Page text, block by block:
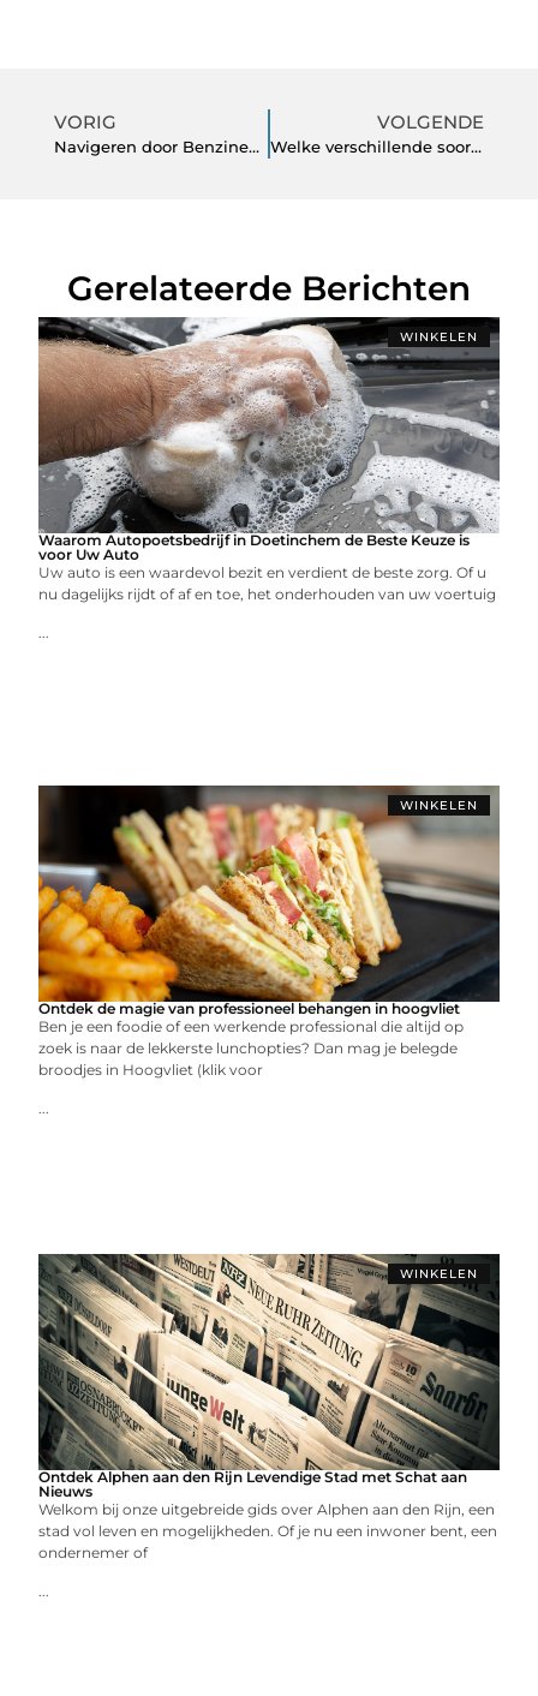
VORIG
Navigeren door Benzineprijs in Delft met Eco-Slimme Pendeloplossingen
VOLGENDE
Welke verschillende soorten luikscharnieren zijn er?
Gerelateerde Berichten
WINKELEN
Waarom Autopoetsbedrijf in Doetinchem de Beste Keuze is
voor Uw Auto
Uw auto is een waardevol bezit en verdient de beste zorg. Of u
nu dagelijks rijdt of af en toe, het onderhouden van uw voertuig
...
WINKELEN
Ontdek de magie van professioneel behangen in hoogvliet
Ben je een foodie of een werkende professional die altijd op
zoek is naar de lekkerste lunchopties? Dan mag je belegde
broodjes in Hoogvliet (klik voor
...
WINKELEN
Ontdek Alphen aan den Rijn Levendige Stad met Schat aan
Nieuws
Welkom bij onze uitgebreide gids over Alphen aan den Rijn, een
stad vol leven en mogelijkheden. Of je nu een inwoner bent, een
ondernemer of
...